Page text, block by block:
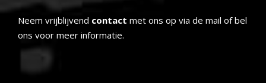
Neem vrijblijvend contact met ons op via de mail of bel
ons voor meer informatie.